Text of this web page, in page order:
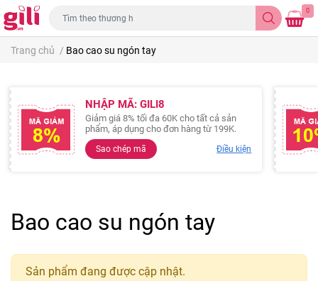
0
Trang chủ / Bao cao su ngón tay
NHẬP MÃ: GILI8
Giảm giá 8% tối đa 60K cho tất cả sản
phẩm, áp dụng cho đơn hàng từ 199K.
Sao chép mã Điều kiện
Bao cao su ngón tay
Sản phẩm đang được cập nhật.